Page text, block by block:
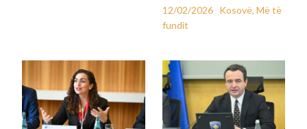
12/02/2026 Kosovë, Më të
fundit